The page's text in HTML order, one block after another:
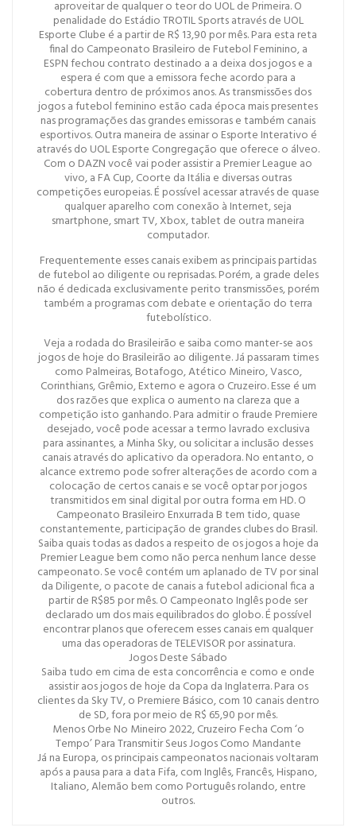
aproveitar de qualquer o teor do UOL de Primeira. O
penalidade do Estádio TROTIL Sports através de UOL
Esporte Clube é a partir de R$ 13,90 por mês. Para esta reta
final do Campeonato Brasileiro de Futebol Feminino, a
ESPN fechou contrato destinado a a deixa dos jogos e a
espera é com que a emissora feche acordo para a
cobertura dentro de próximos anos. As transmissões dos
jogos a futebol feminino estão cada época mais presentes
nas programações das grandes emissoras e também canais
esportivos. Outra maneira de assinar o Esporte Interativo é
através do UOL Esporte Congregação que oferece o álveo.
Com o DAZN você vai poder assistir a Premier League ao
vivo, a FA Cup, Coorte da Itália e diversas outras
competições europeias. É possível acessar através de quase
qualquer aparelho com conexão à Internet, seja
smartphone, smart TV, Xbox, tablet de outra maneira
computador.
Frequentemente esses canais exibem as principais partidas
de futebol ao diligente ou reprisadas. Porém, a grade deles
não é dedicada exclusivamente perito transmissões, porém
também a programas com debate e orientação do terra
futebolístico.
Veja a rodada do Brasileirão e saiba como manter-se aos
jogos de hoje do Brasileirão ao diligente. Já passaram times
como Palmeiras, Botafogo, Atético Mineiro, Vasco,
Corinthians, Grêmio, Externo e agora o Cruzeiro. Esse é um
dos razões que explica o aumento na clareza que a
competição isto ganhando. Para admitir o fraude Premiere
desejado, você pode acessar a termo lavrado exclusiva
para assinantes, a Minha Sky, ou solicitar a inclusão desses
canais através do aplicativo da operadora. No entanto, o
alcance extremo pode sofrer alterações de acordo com a
colocação de certos canais e se você optar por jogos
transmitidos em sinal digital por outra forma em HD. O
Campeonato Brasileiro Enxurrada B tem tido, quase
constantemente, participação de grandes clubes do Brasil.
Saiba quais todas as dados a respeito de os jogos a hoje da
Premier League bem como não perca nenhum lance desse
campeonato. Se você contém um aplanado de TV por sinal
da Diligente, o pacote de canais a futebol adicional fica a
partir de R$85 por mês. O Campeonato Inglês pode ser
declarado um dos mais equilibrados do globo. É possível
encontrar planos que oferecem esses canais em qualquer
uma das operadoras de TELEVISOR por assinatura.
Jogos Deste Sábado
Saiba tudo em cima de esta concorrência e como e onde
assistir aos jogos de hoje da Copa da Inglaterra. Para os
clientes da Sky TV, o Premiere Básico, com 10 canais dentro
de SD, fora por meio de R$ 65,90 por mês.
Menos Orbe No Mineiro 2022, Cruzeiro Fecha Com ‘o
Tempo’ Para Transmitir Seus Jogos Como Mandante
Já na Europa, os principais campeonatos nacionais voltaram
após a pausa para a data Fifa, com Inglês, Francês, Hispano,
Italiano, Alemão bem como Português rolando, entre
outros.